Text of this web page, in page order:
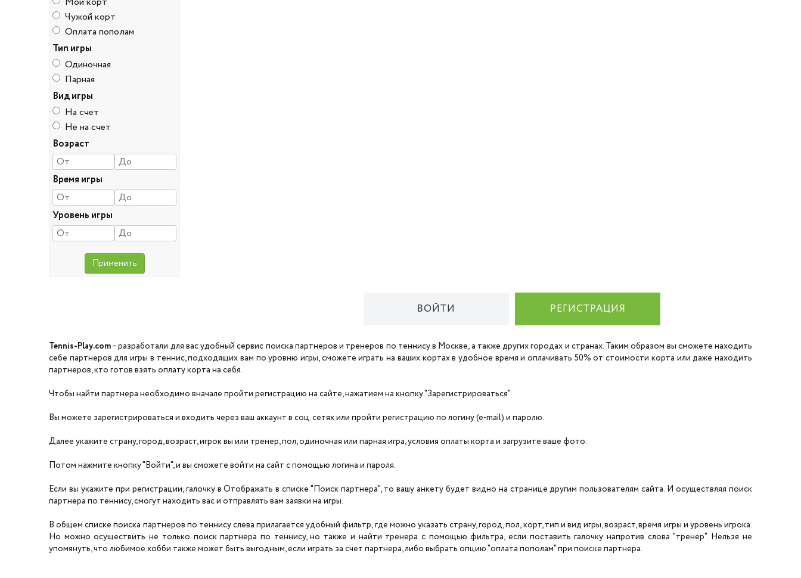
Чужой корт
Оплата пополам
Тип игры
Одиночная
Парная
Вид игры
На счет
Не на счет
Возраст
Время игры
Уровень игры
РЕГИСТРАЦИЯ
ВОЙТИ
Tennis-Play.com– разработали для вас удобный сервис поиска партнеров и тренеров по теннису в Москве, а также других городах и странах. Таким образом вы сможете находить
себе партнеров для игры в теннис, подходящих вам по уровню игры, сможете играть на ваших кортах в удобное время и оплачивать 50% от стоимости корта или даже находить
партнеров, кто готов взять оплату корта на себя.
Чтобы найти партнера необходимо вначале пройти регистрацию на сайте, нажатием на кнопку "Зарегистрироваться".
Вы можете зарегистрироваться и входить через ваш аккаунт в соц. сетях или пройти регистрацию по логину (e-mail) и паролю.
Далее укажите страну, город, возраст, игрок вы или тренер, пол, одиночная или парная игра, условия оплаты корта и загрузите ваше фото.
Потом нажмите кнопку "Войти", и вы сможете войти на сайт с помощью логина и пароля.
Если вы укажите при регистрации, галочку в Отображать в списке "Поиск партнера", то вашу анкету будет видно на странице другим пользователям сайта. И осуществляя поиск
партнера по теннису, смогут находить вас и отправлять вам заявки на игры.
В общем списке поиска партнеров по теннису слева прилагается удобный фильтр, где можно указать страну, город, пол, корт, тип и вид игры, возраст, время игры и уровень игрока.
Но можно осуществить не только поиск партнера по теннису, но также и найти тренера с помощью фильтра, если поставить галочку напротив слова "тренер". Нельзя не
упомянуть, что любимое хобби также может быть выгодным, если играть за счет партнера, либо выбрать опцию "оплата пополам" при поиске партнера.